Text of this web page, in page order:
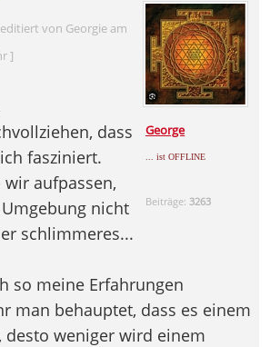
George
... ist OFFLINE
Beiträge: 3263
von Georgie am
]
dass
fasziniert.
wir aufpassen,
nicht
schlimmeres...
so meine Erfahrungen
man behauptet, dass es einem
desto weniger wird einem